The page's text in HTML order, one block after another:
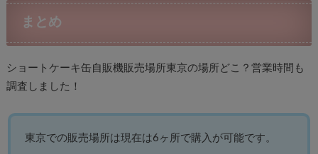
まとめ
ショートケーキ缶自販機販売場所東京の場所どこ？営業時間も
調査しました！
東京での販売場所は現在は6ヶ所で購入が可能です。